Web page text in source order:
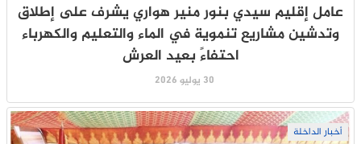
عامل إقليم سيدي بنور منير هواري يشرف على إطلاق
وتدشين مشاريع تنموية في الماء والتعليم والكهرباء
احتفاءً بعيد العرش
30 يوليو 2026
أخبار الداخلة